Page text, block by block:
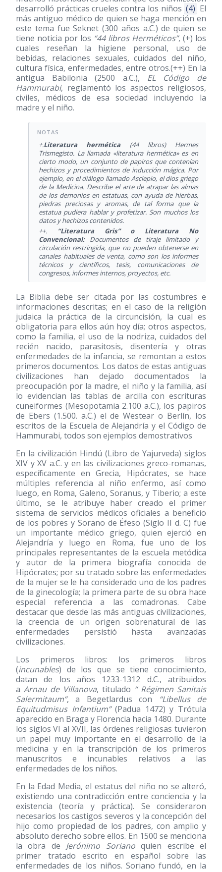
desarrolló prácticas crueles contra los niños (4) El
más antiguo médico de quien se haga mención en
este tema fue Seknet (300 años a.C.) de quien se
tiene noticia por los “44 libros Herméticos”, (+) los
cuales reseñan la higiene personal, uso de
bebidas, relaciones sexuales, cuidados del niño,
cultura física, enfermedades, entre otros.(++) En la
antigua Babilonia (2500 a.C.), EL Código de
Hammurabi, reglamentó los aspectos religiosos,
civiles, médicos de esa sociedad incluyendo la
madre y el niño.
+.Literatura hermética(44 libros) Hermes
Trismegisto. La llamada «literatura hermética» es en
cierto modo, un conjunto de papiros que contenían
hechizos y procedimientos de inducción mágica. Por
ejemplo, en el diálogo llamado Asclepio, el dios griego
de la Medicina. Describe el arte de atrapar las almas
de los demonios en estatuas, con ayuda de hierbas,
piedras preciosas y aromas, de tal forma que la
estatua pudiera hablar y profetizar. Son muchos los
datos y hechizos contenidos.
++.
“Literatura Gris” o Literatura No
Convencional:Documentos de tiraje limitado y
circulación restringida, que no pueden obtenerse en
canales habituales de venta, como son los informes
técnicos y científicos, tesis, comunicaciones de
congresos, informes internos, proyectos, etc.
La Biblia debe ser citada por las costumbres e
informaciones descritas; en el caso de la religión
judaica la práctica de la circuncisión, la cual es
obligatoria para ellos aún hoy día; otros aspectos,
como la familia, el uso de la nodriza, cuidados del
recién nacido, parasitosis, disentería y otras
enfermedades de la infancia, se remontan a estos
primeros documentos. Los datos de estas antiguas
civilizaciones han dejado documentados la
preocupación por la madre, el niño y la familia, así
lo evidencian las tablas de arcilla con escrituras
cuneiformes (Mesopotamia 2.100 a.C.), los papiros
de Ebers (1.500. a.C.) el de Westear o Berlín, los
escritos de la Escuela de Alejandría y el Código de
Hammurabi, todos son ejemplos demostrativos
En la civilización Hindú (Libro de Yajurveda) siglos
XIV y XV a.C. y en las civilizaciones greco-romanas,
específicamente en Grecia, Hipócrates, se hace
múltiples referencia al niño enfermo, así como
luego, en Roma, Galeno, Soranus, y Tiberio; a este
último, se le atribuye haber creado el primer
sistema de servicios médicos oficiales a beneficio
de los pobres y Sorano de Éfeso (Siglo II d. C) fue
un importante médico griego, quien ejerció en
Alejandría y luego en Roma, fue uno de los
principales representantes de la escuela metódica
y autor de la primera biografía conocida de
Hipócrates; por su tratado sobre las enfermedades
de la mujer se le ha considerado uno de los padres
de la ginecología; la primera parte de su obra hace
especial referencia a las comadronas. Cabe
destacar que desde las más antiguas civilizaciones,
la creencia de un origen sobrenatural de las
enfermedades persistió hasta avanzadas
civilizaciones.
Los primeros libros: los primeros libros
(incunables) de los que se tiene conocimiento,
datan de los años 1233-1312 d.C., atribuidos
a Arnau de Villanova, titulado “ Régimen Sanitais
Salermitaum”, a Begetlardus con
“Libellus de
Equitudmisus Infantium”(Padua 1472) y Trótula
aparecido en Braga y Florencia hacia 1480. Durante
los siglos VI al XVII, las órdenes religiosas tuvieron
un papel muy importante en el desarrollo de la
medicina y en la transcripción de los primeros
manuscritos e incunables relativos a las
enfermedades de los niños.
En la Edad Media, el estatus del niño no se alteró,
existiendo una contradicción entre conciencia y la
existencia (teoría y práctica). Se consideraron
necesarios los castigos severos y la concepción del
hijo como propiedad de los padres, con amplio y
absoluto derecho sobre ellos. En 1500 se menciona
la obra de Jerónimo Sorianoquien escribe el
primer tratado escrito en español sobre las
enfermedades de los niños. Soriano fundó, en la